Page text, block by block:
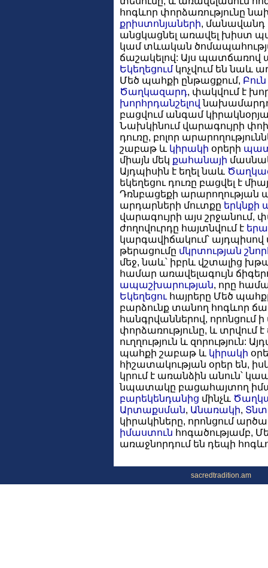
հոգևոր փորձառությունը
քրիստոնյաների, մանավանդ
անցկացնել առավել խիստ
կամ տևական
ճաշակելով: Այս պատճառով
Եկեղեցումկոչվում են նաև
Մեծ պահքի ընթացքում,
Ծաղկազարդ, փակվում է
խորհրդանշելով
բացվում անգամ
Նախկինում վարագույրի
դուռը, բոլոր
շաբաթ և կիրակի օրերի
միայն մեկ քահանայի
Այդպիսին է եղել նաև
եկեղեցու դուռը բացվել է
Դռնբացեքի արարողության
արդարների մուտքը երկնքի
վարագույրի այս
ժողովուրդը հայտնվում է
կարգավիճակում՝ այդպիսով
թերացումը մկրտության
մեջ, նաև՝ իբրև վշտալից
համար առավելագույն
ապաշխարության, որը
Եկեղեցու հայրերը Մեծ
բարձունք տանող հոգևոր
հանգրվաններով, որոնցում
փորձառությունը, և տրվում
ուղղություն և զորություն:
պահքի շաբաթ և կիրակի
հիշատակության օրեր են,
կրում է առանձին անուն՝
նպատակը բացահայտող
բարեկենդանից մինչև
Արտաքսման, Անառակի,
կիրակիները, որոնցում
իմաստուն հոգածությամբ,
առաջնորդում են դեպի
sacredtradition.am